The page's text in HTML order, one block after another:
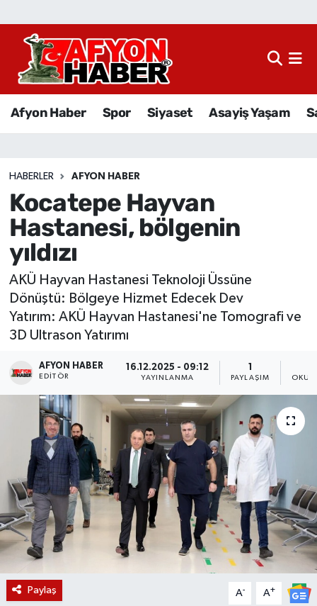
Afyon Haber Spor Siyaset Asayiş Yaşam
HABERLER AFYON HABER
Kocatepe Hayvan
Hastanesi, bölgenin
yıldızı
AKÜ Hayvan Hastanesi Teknoloji Üssüne
Dönüştü: Bölgeye Hizmet Edecek Dev
Yatırım: AKÜ Hayvan Hastanesi'ne Tomografi ve
3D Ultrason Yatırımı
AFYON HABER
EDITÖR
16.12.2025 - 09:12
YAYINLANMA PAYLAŞIM
Paylaş A- A+
Afyon Haber
Sağlık
Eğitim
Ekonomi
Magazin
Etkinlikler